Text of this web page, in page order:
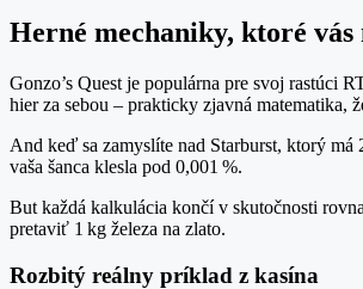
Herné mechaniky, ktoré
Gonzo’s Quest je populárna pre svoj rastúci
hier za sebou – prakticky zjavná matematika,
And keď sa zamyslíte nad Starburst, ktorý
vaša šanca klesla pod 0,001 %.
But každá kalkulácia končí v skutočnosti
pretaviť 1 kg železa na zlato.
Rozbitý reálny príklad z kasína